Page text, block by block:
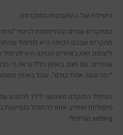
היעילות של ההתערבות המוקדמת
במחקרים שונים ההתייחסות לביטוי
מחקרים שבהם הכוונה היא לטיפול
ולעומת זאת באחרים הכוונה היא לטיפול
שנתיים. עם זאת, באופן כללי נראה כי
“יפה שעה אחת קודם”, עובד באופן
הטיפול המוקדם מאפשר לילד להפגש עם
טיפוליות ומחייב אותו להתנהל
setting הטיפולי.